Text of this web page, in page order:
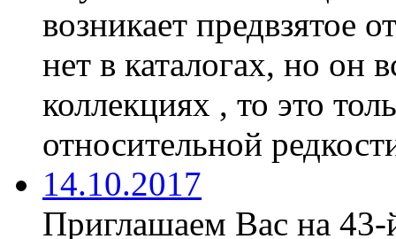
возникает предвзятое
нет в каталогах, но он
коллекциях , то это
относительной
14.10.2017
Приглашаем Вас на